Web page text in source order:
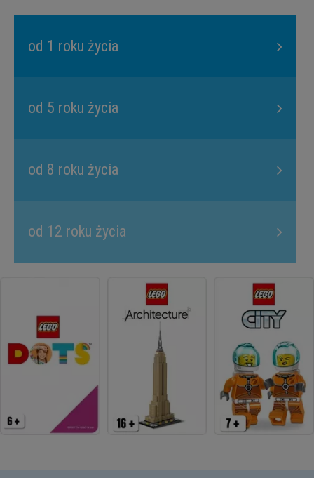
od 1 roku życia
od 5 roku życia
od 8 roku życia
od 12 roku życia